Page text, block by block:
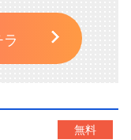
無料